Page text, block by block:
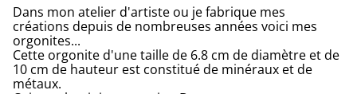
Dans mon atelier d'artiste ou je fabrique mes
créations depuis de nombreuses années voici mes
orgonites...
Cette orgonite d'une taille de 6.8 cm de diamètre et de
10 cm de hauteur est constitué de minéraux et de
métaux.